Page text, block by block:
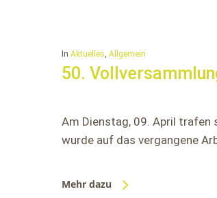
In Aktuelles, Allgemein
50.
Am Dienstag, 09. April trafen
wurde auf das vergangene
Mehr dazu